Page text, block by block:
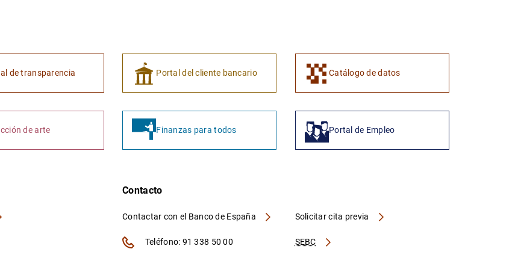
de transparencia Portal del cliente bancario Catálogo de datos
de arte Finanzas para todos Portal de Empleo
Contacto
Contactar con el Banco de España
SEBC
Solicitar cita previa
Teléfono: 91 338 50 00